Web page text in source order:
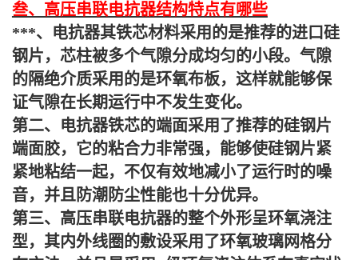
叁、高压串联电抗器结构特点有哪些
***、电抗器其铁芯材料采用的是推荐的进口硅
钢片，芯柱被多个气隙分成均匀的小段。气隙
的隔绝介质采用的是环氧布板，这样就能够保
证气隙在长期运行中不发生变化。
第二、电抗器铁芯的端面采用了推荐的硅钢片
端面胶，它的粘合力非常强，能够使硅钢片紧
紧地粘结一起，不仅有效地减小了运行时的噪
音，并且防潮防尘性能也十分优异。
第三、高压串联电抗器的整个外形呈环氧浇注
型，其内外线圈的敷设采用了环氧玻璃网格分